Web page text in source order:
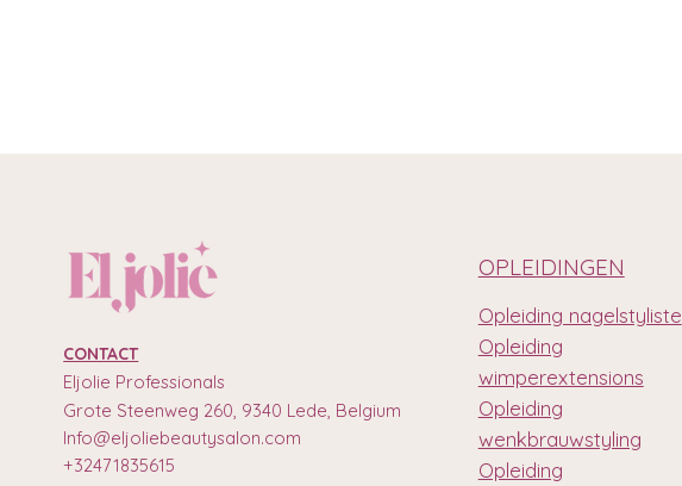
Opleiding nagelstyliste
Opleiding
wimperextensions
Opleiding
wenkbrauwstyling
Opleiding
OPLEIDINGEN
CONTACT
Eljolie Professionals
Grote Steenweg 260, 9340 Lede, Belgium
Info@eljoliebeautysalon.com
+32471835615